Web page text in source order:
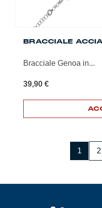
BRACCIALE
Bracciale Genoa in...
39,90 €
1 2